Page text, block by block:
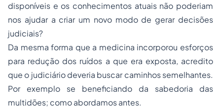
disponíveis e os conhecimentos atuais não poderiam
nos ajudar a criar um novo modo de gerar decisões
judiciais?
Da mesma forma que a medicina incorporou esforços
para redução dos ruídos a que era exposta, acredito
que o judiciário deveria buscar caminhos semelhantes.
Por exemplo se beneficiando da sabedoria das
multidões; como abordamos antes.